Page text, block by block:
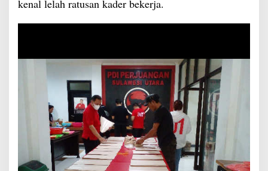
kenal lelah ratusan kader bekerja.